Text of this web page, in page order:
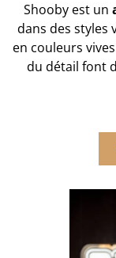
Shooby est un
dans des styles
en couleurs
du détail font